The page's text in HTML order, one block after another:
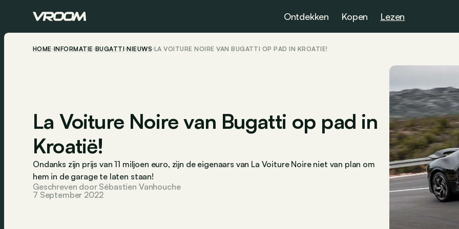
Ontdekken Kopen Lezen
HOME INFORMATIE BUGATTI NIEUWS LA VOITURE NOIRE VAN BUGATTI OP PAD IN KROATIË!
La Voiture Noire van Bugatti op pad in
Kroatië!
Ondanks zijn prijs van 11 miljoen euro, zijn de eigenaars van La Voiture Noire niet van plan om
hem in de garage te laten staan!
Geschreven door Sébastien Vanhouche
7 September 2022